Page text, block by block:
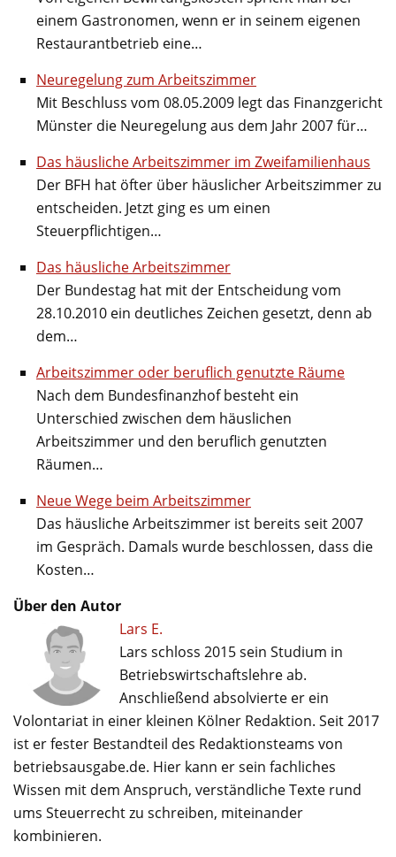
einem Gastronomen, wenn er in seinem eigenen
Restaurantbetrieb eine…
Neuregelung zum Arbeitszimmer
Mit Beschluss vom 08.05.2009 legt das Finanzgericht
Münster die Neuregelung aus dem Jahr 2007 für…
Das häusliche Arbeitszimmer im Zweifamilienhaus
Der BFH hat öfter über häuslicher Arbeitszimmer zu
entscheiden. Jetzt ging es um einen
Steuerpflichtigen…
Das häusliche Arbeitszimmer
Der Bundestag hat mit der Entscheidung vom
28.10.2010 ein deutliches Zeichen gesetzt, denn ab
dem…
Arbeitszimmer oder beruflich genutzte Räume
Nach dem Bundesfinanzhof besteht ein
Unterschied zwischen dem häuslichen
Arbeitszimmer und den beruflich genutzten
Räumen…
Neue Wege beim Arbeitszimmer
Das häusliche Arbeitszimmer ist bereits seit 2007
im Gespräch. Damals wurde beschlossen, dass die
Kosten…
Über den Autor
Lars E.
Lars schloss 2015 sein Studium in
Betriebswirtschaftslehre ab.
Anschließend absolvierte er ein
Volontariat in einer kleinen Kölner Redaktion. Seit 2017
ist er fester Bestandteil des Redaktionsteams von
betriebsausgabe.de. Hier kann er sein fachliches
Wissen mit dem Anspruch, verständliche Texte rund
ums Steuerrecht zu schreiben, miteinander
kombinieren.